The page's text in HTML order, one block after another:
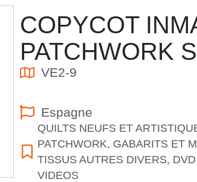
COPYCOT
PATCHWORK
VE2-9
Espagne
QUILTS NEUFS ET
PATCHWORK, GABARITS ET
TISSUS AUTRES DIVERS,
VIDEOS